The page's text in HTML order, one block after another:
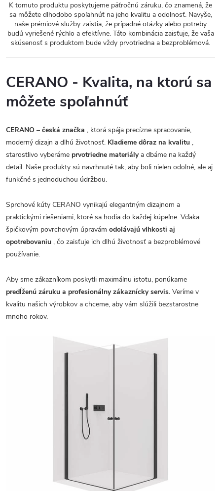
K tomuto produktu poskytujeme päťročnú záruku, čo znamená, že
sa môžete dlhodobo spoľahnúť na jeho kvalitu a odolnosť. Navyše,
naše prémiové služby zaistia, že prípadné otázky alebo potreby
budú vyriešené rýchlo a efektívne. Táto kombinácia zaisťuje, že vaša
skúsenosť s produktom bude vždy prvotriedna a bezproblémová.
CERANO - Kvalita, na ktorú sa
môžete spoľahnúť
CERANO – česká značka , ktorá spája precízne spracovanie,
moderný dizajn a dlhú životnosť. Kladieme dôraz na kvalitu ,
starostlivo vyberáme prvotriedne materiálya dbáme na každý
detail. Naše produkty sú navrhnuté tak, aby boli nielen odolné, ale aj
funkčné s jednoduchou údržbou.
Sprchové kúty CERANO vynikajú elegantným dizajnom a
praktickými riešeniami, ktoré sa hodia do každej kúpeľne. Vďaka
špičkovým povrchovým úpravám odolávajú vlhkosti aj
opotrebovaniu , čo zaisťuje ich dlhú životnosť a bezproblémové
používanie.
Aby sme zákazníkom poskytli maximálnu istotu, ponúkame
predĺženú záruku a profesionálny zákaznícky servis. Veríme v
kvalitu našich výrobkov a chceme, aby vám slúžili bezstarostne
mnoho rokov.